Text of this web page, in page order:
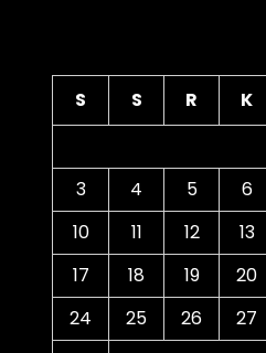
S S R K
3
4 5 6
10
11 12 13
17
18 19 20
24
25 26 27